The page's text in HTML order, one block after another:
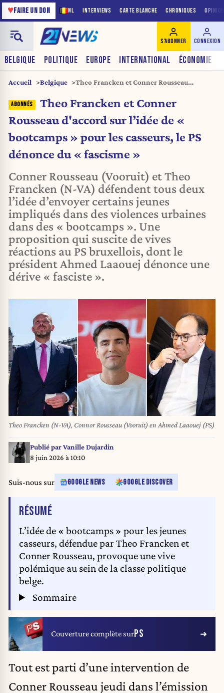
NL INTERVIEWS CARTE BLANCHE CHRONIQUES
♥FAIRE UN DON
BELGIQUE POLITIQUE EUROPE INTERNATIONAL ÉCONOMIE
S'ABONNER CONNEXION
Accueil Belgique
Theo Francken et Conner Rousseau
les casseurs, le PS dénonce du « fascisme »
Theo Francken et Conner
Rousseau d'accord sur l’idée de «
bootcamps » pour les casseurs, le PS
dénonce du « fascisme »
Conner Rousseau (Vooruit) et Theo
Francken (N-VA) défendent tous deux
l’idée d’envoyer certains jeunes
impliqués dans des violences urbaines
dans des « bootcamps ». Une
proposition qui suscite de vives
réactions au PS bruxellois, dont le
président Ahmed Laaouej dénonce une
dérive « fasciste ».
Theo Francken (N-VA), Connor Rousseau (Vooruit) en Ahmed Laaouej (PS)
Publié parVanille Dujardin
8 juin 2026 à 10:10
Suis-nous sur GOOGLE NEWS GOOGLE DISCOVER
RÉSUMÉDE L'ARTICLE
L’idée de « bootcamps » pour les jeunes
casseurs, défendue par Theo Francken et
Conner Rousseau, provoque une vive
polémique au sein de la classe politique
belge.
Sommaire
Couverture complète surPS
Tout est parti d’une intervention de
Conner Rousseau jeudi dans l’émission